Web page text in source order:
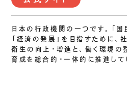
日本の行政機関の一つです。「国
「経済の発展」を目指すために、
衛生の向上・増進と、働く環境の
育成を総合的・一体的に推進して